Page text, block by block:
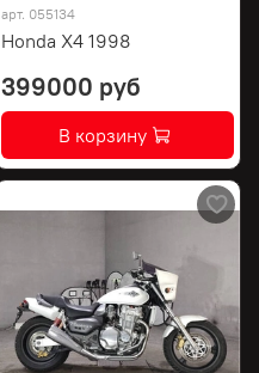
арт. 055134
Honda X4 1998
399000 руб
В корзину